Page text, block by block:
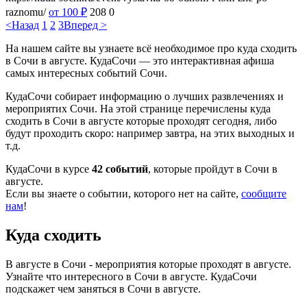
raznomu/ от 100 ₽ 208 0
<Назад 1 2 3Вперед >
На нашем сайте вы узнаете всё необходимое про куда сходить
в Сочи в августе. КудаСочи — это интерактивная афиша
самых интересных событий Сочи.
КудаСочи собирает информацию о лучших развлечениях и
мероприятих Сочи. На этой странице перечислены куда
сходить в Сочи в августе которые проходят сегодня, либо
будут проходить скоро: например завтра, на этих выходных и
т.д.
КудаСочи в курсе 42 событий, которые пройдут в Сочи в
августе.
Если вы знаете о событии, которого нет на сайте, сообщите
нам!
Куда сходить
В августе в Сочи - мероприятия которые проходят в августе.
Узнайте что интересного в Сочи в августе. КудаСочи
подскажет чем заняться в Сочи в августе.